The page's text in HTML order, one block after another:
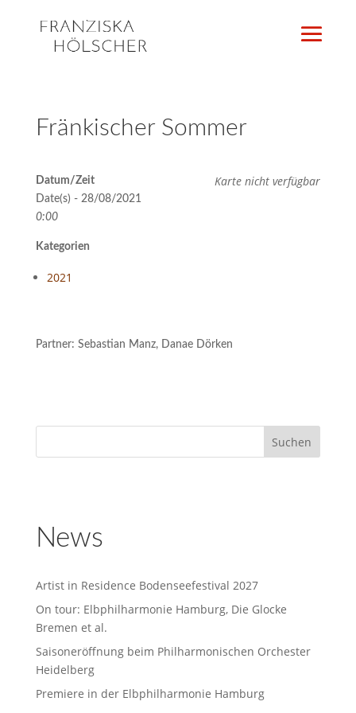
Fränkischer Sommer
Karte nicht verfügbar
Datum/Zeit
Date(s) - 28/08/2021
0:00
Kategorien
2021
Partner: Sebastian Manz, Danae Dörken
News
Artist in Residence Bodenseefestival 2027
On tour: Elbphilharmonie Hamburg, Die Glocke
Bremen et al.
Saisoneröffnung beim Philharmonischen Orchester
Heidelberg
Premiere in der Elbphilharmonie Hamburg